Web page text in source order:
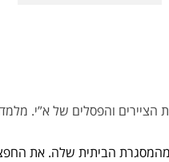
והפסלים של א”י.
מהמסגרת הביתית שלה. את